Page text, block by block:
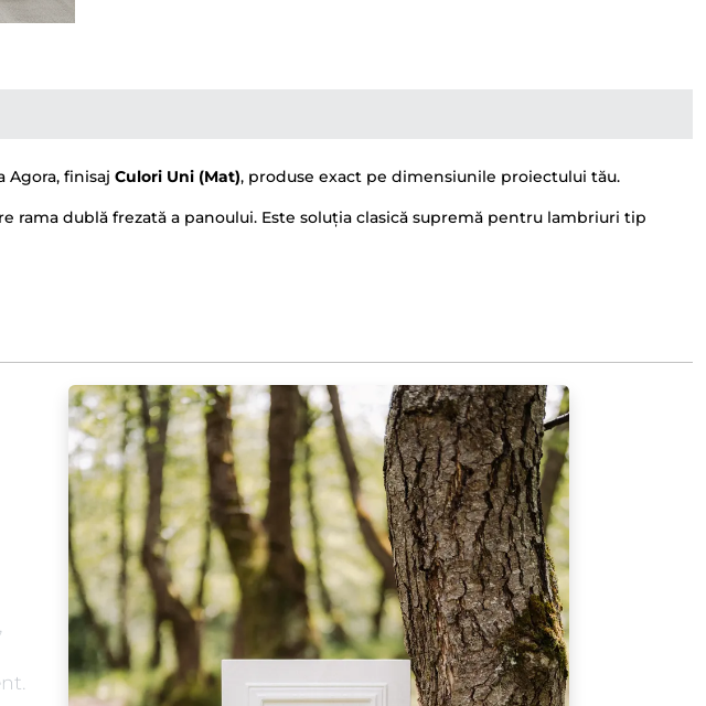
Agora, finisaj Culori Uni (Mat), produse exact pe dimensiunile proiectului tău.
rama dublă frezată a panoului. Este soluția clasică supremă pentru lambriuri tip